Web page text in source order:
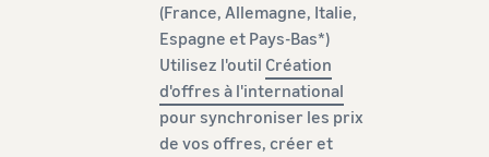
(France, Allemagne, Italie,
Espagne et Pays-Bas*)
Utilisez l'outil Création
d'offres à l'international
pour synchroniser les prix
de vos offres, créer et